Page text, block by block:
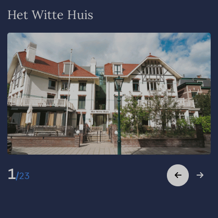
Het Witte Huis
1/23